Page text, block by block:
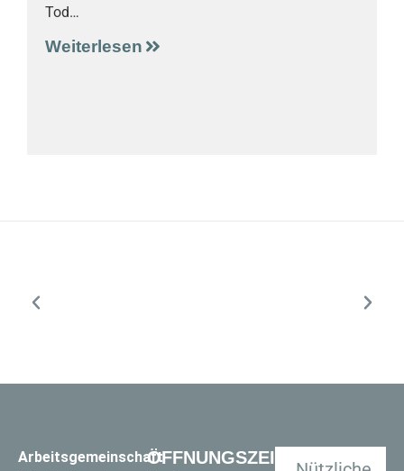
Tod…
Weiterlesen
ArbeitsgemeinschaftÖFFNUNGSZEITEN